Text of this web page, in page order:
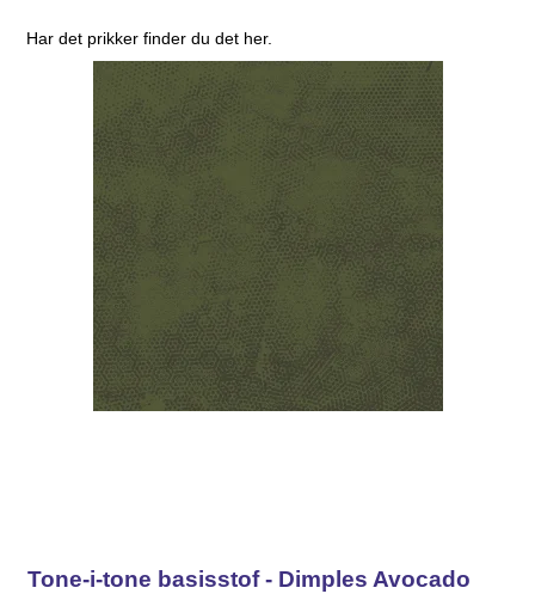
Har det prikker finder du det her.
Tone-i-tone basisstof - Dimples Avocado